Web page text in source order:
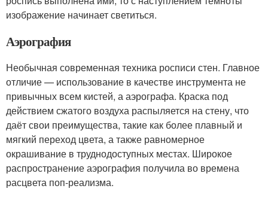
изображение начинает светиться.
Аэрография
Необычная современная техника росписи стен. Главное
отличие — использование в качестве инструмента не
привычных всем кистей, а аэрографа. Краска под
действием сжатого воздуха распыляется на стену, что
даёт свои преимущества, такие как более плавный и
мягкий переход цвета, а также равномерное
окрашивание в труднодоступных местах. Широкое
распространение аэрография получила во времена
расцвета поп-реализма.